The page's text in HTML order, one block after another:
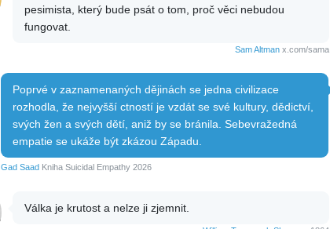
pesimista, který bude psát o tom, proč věci nebudou
fungovat.
Sam Altmanx.com/sama
Poprvé v zaznamenaných dějinách se jedna civilizace
rozhodla, že nejvyšší ctností je vzdát se své kultury, dědictví,
svých žen a svých dětí, aniž by se bránila. Sebevražedná
empatie se ukáže být zkázou Západu.
Gad SaadKniha Suicidal Empathy 2026
Válka je krutost a nelze ji zjemnit.